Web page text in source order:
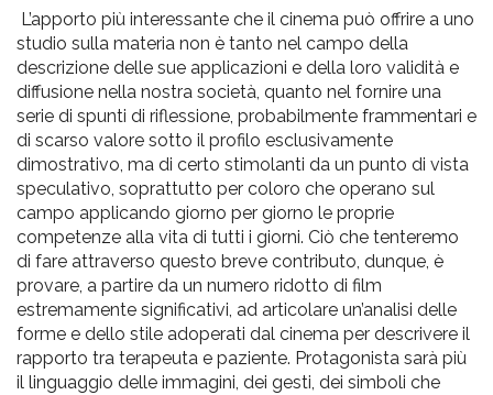
L’apporto più interessante che il cinema può offrire a uno
studio sulla materia non è tanto nel campo della
descrizione delle sue applicazioni e della loro validità e
diffusione nella nostra società, quanto nel fornire una
serie di spunti di riflessione, probabilmente frammentari e
di scarso valore sotto il profilo esclusivamente
dimostrativo, ma di certo stimolanti da un punto di vista
speculativo, soprattutto per coloro che operano sul
campo applicando giorno per giorno le proprie
competenze alla vita di tutti i giorni. Ciò che tenteremo
di fare attraverso questo breve contributo, dunque, è
provare, a partire da un numero ridotto di film
estremamente significativi, ad articolare un’analisi delle
forme e dello stile adoperati dal cinema per descrivere il
rapporto tra terapeuta e paziente. Protagonista sarà più
il linguaggio delle immagini, dei gesti, dei simboli che